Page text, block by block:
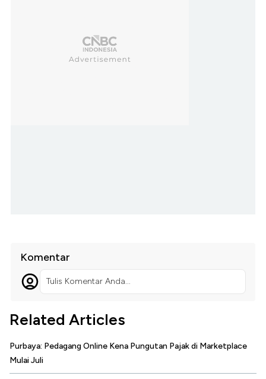
Komentar
Tulis Komentar Anda...
Related Articles
Purbaya: Pedagang Online Kena Pungutan Pajak di Marketplace
Mulai Juli